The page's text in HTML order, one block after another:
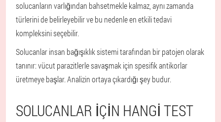
solucanların varlığından bahsetmekle kalmaz, aynı zamanda
türlerini de belirleyebilir ve bu nedenle en etkili tedavi
kompleksini seçebilir.
Solucanlar insan bağışıklık sistemi tarafından bir patojen olarak
tanınır: vücut parazitlerle savaşmak için spesifik antikorlar
üretmeye başlar. Analizin ortaya çıkardığı şey budur.
SOLUCANLAR IÇIN HANGI TEST